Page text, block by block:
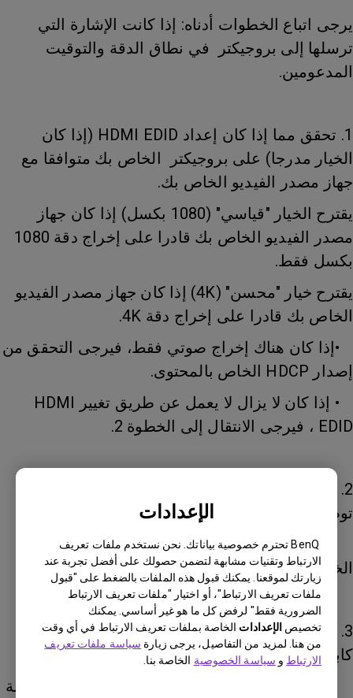
الإعدادات
BenQ تحترم خصوصية بياناتك. نحن نستخدم ملفات تعريف
الارتباط وتقنيات مشابهة لتضمن حصولك على أفضل تجربة عند
زيارتك لموقعنا. يمكنك قبول هذه الملفات بالضغط على "قبول
ملفات تعريف الارتباط"، أو اختيار "ملفات تعريف الارتباط
الضرورية فقط" لرفض كل ما هو غير أساسي. يمكنك
تخصيص الإعدادات الخاصة بملفات تعريف الارتباط في أي وقت
من هنا. لمزيد من التفاصيل، يرجى زيارة سياسة ملفات تعريف
الارتباط و سياسة الخصوصية الخاصة بنا.
يرجى اتباع الخطوات أدناه: إذا كانت الإشارة التي
ترسلها إلى بروجيكتر في نطاق الدقة والتوقيت
المدعومين.
1. تحقق مما إذا كان إعداد HDMI EDID (إذا كان
الخيار مدرجا) على بروجيكتر الخاص بك متوافقا مع
جهاز مصدر الفيديو الخاص بك.
يقترح الخيار "قياسي" (1080 بكسل) إذا كان جهاز
مصدر الفيديو الخاص بك قادرا على إخراج دقة 1080
بكسل فقط.
يقترح خيار "محسن" (4K) إذا كان جهاز مصدر الفيديو
الخاص بك قادرا على إخراج دقة 4K.
•إذا كان هناك إخراج صوتي فقط، فيرجى التحقق من
إصدار HDCP الخاص بالمحتوى.
• إذا كان لا يزال لا يعمل عن طريق تغيير HDMI
EDID ، فيرجى الانتقال إلى الخطوة 2.
2. تحقق مما إذا كان يمكن عرض الشاشة عن طريق
توصيل بروجيكتر وأجهزة مصدر الفيديو مباشرة.
• إذا كان لا يزال لا يعمل ، فيرجى الانتقال إلى
الخطوة 3.
3. تحقق مما إذا كان يمكن عرض الشاشة باستخدام
كابل نحاسي HDMI بطول 5 أمتار.
•إذا كان لا يزال لا يعمل، فإن احتمال حدوث مشكلة